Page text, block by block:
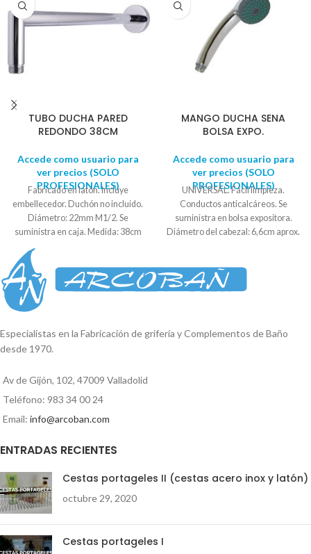
TUBO DUCHA PARED
REDONDO 38CM
Accede como usuario para
ver precios (SOLO
PROFESIONALES)
Fabricado en latón. Incluye
embellecedor. Duchón no incluido.
Diámetro: 22mm M1/2. Se
suministra en caja. Medida: 38cm
MANGO DUCHA SENA
BOLSA EXPO.
Accede como usuario para
ver precios (SOLO
PROFESIONALES)
UNIVERSAL. Fácil limpieza.
Conductos anticalcáreos. Se
suministra en bolsa expositora.
Diámetro del cabezal: 6,6cm aprox.
Especialistas en la Fabricación de grifería y Complementos de Baño
desde 1970.
Av de Gijón, 102, 47009 Valladolid
Teléfono: 983 34 00 24
Email: info@arcoban.com
ENTRADAS RECIENTES
Cestas portageles II (cestas acero inox y latón)
octubre 29, 2020
Cestas portageles I